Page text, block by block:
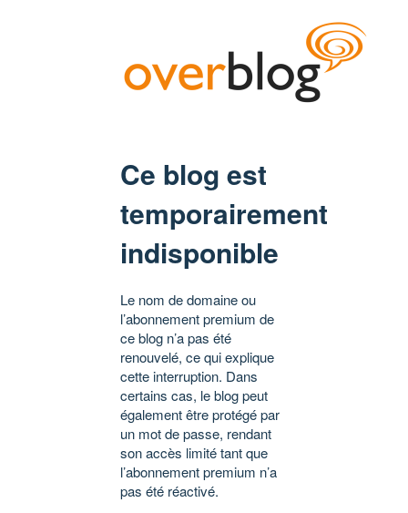
Ce blog est
temporairement
indisponible
Le nom de domaine ou
l’abonnement premium de
ce blog n’a pas été
renouvelé, ce qui explique
cette interruption. Dans
certains cas, le blog peut
également être protégé par
un mot de passe, rendant
son accès limité tant que
l’abonnement premium n’a
pas été réactivé.